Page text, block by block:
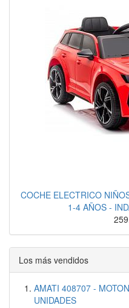
COCHE ELECTRICO
1-4 AÑOS -
Los más vendidos
AMATI 408707 -
UNIDADES